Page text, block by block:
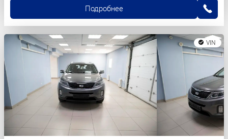
Подробнее
VIN